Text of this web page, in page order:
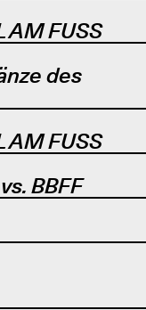
AM FUSS
des
AM FUSS
BBFF